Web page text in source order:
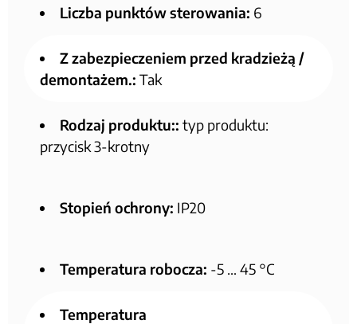
Liczba punktów sterowania: 6
Z zabezpieczeniem przed kradzieżą /
demontażem.: Tak
Rodzaj produktu:: typ produktu:
przycisk 3-krotny
Stopień ochrony: IP20
Temperatura robocza: -5 … 45 °C
Temperatura